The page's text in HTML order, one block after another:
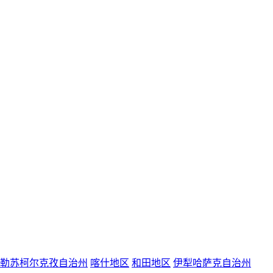
苏柯尔克孜自治州 喀什地区 和田地区 伊犁哈萨克自治州